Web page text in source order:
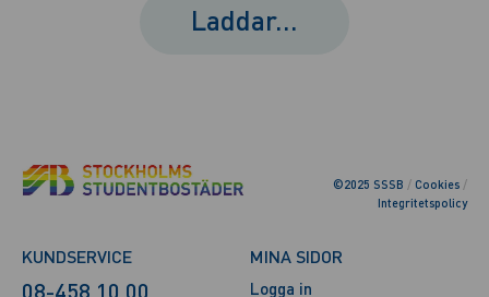
Laddar...
©2025 SSSB / Cookies /
Integritetspolicy
KUNDSERVICE
08-458 10 00
MINA SIDOR
Logga in